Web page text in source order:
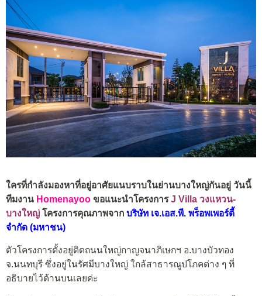
ใครที่กำลังมองหาที่อยู่อาศัยแนบราบในย่านบางใหญ่กันอยู่ วันนี้
ทีมงาน Homenayoo ขอแนะนำโครงการJ Villa วงแหวน-
บางใหญ่ โครงการคุณภาพจาก บริษัท เจ.เอส.พี. พร็อพเพอร์ตี้
จำกัด (มหาชน)
ตัวโครงการตั้งอยู่ติดถนนใหญ่กาญจนาภิเษกฯ อ.บางบัวทอง
จ.นนทบุรี ซึ่งอยู่ในรัศมีบางใหญ่ ใกล้สาธารณูปโภคต่าง ๆ ที่
อธิบายไว้ด้านบนเลยค่ะ